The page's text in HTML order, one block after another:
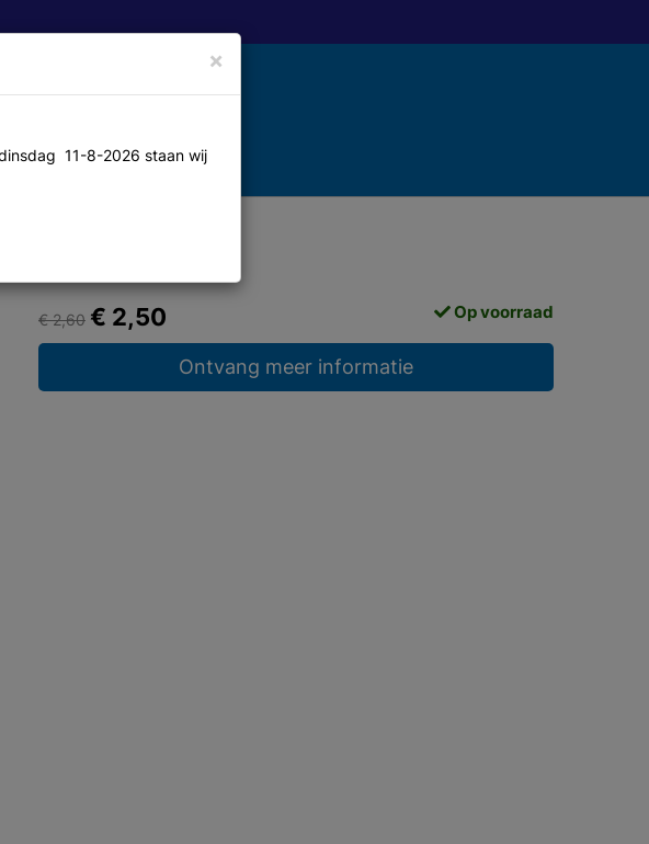
Contact
€ 2,60 € 2,50 Op voorraad
Ontvang meer informatie
×
11-8-2026 staan wij